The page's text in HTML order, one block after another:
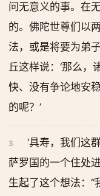
问无意义的事。在
的。佛陀世尊们以
法，或是将要为弟
丘这样说：‘那么，
快、没有争论地安
的呢？’
3
‘具寿，我们这
萨罗国的一个住处
生起了这个想法：“